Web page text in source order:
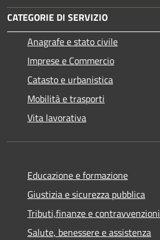
CATEGORIE DI SERVIZIO
Anagrafe e stato civile
Imprese e Commercio
Catasto e urbanistica
Mobilità e trasporti
Vita lavorativa
Educazione e formazione
Giustizia e sicurezza pubblica
Tributi,finanze e contravvenzioni
Salute, benessere e assistenza